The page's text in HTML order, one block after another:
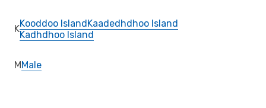
KKooddoo IslandKaadedhdhoo Island
Kadhdhoo Island
MMale